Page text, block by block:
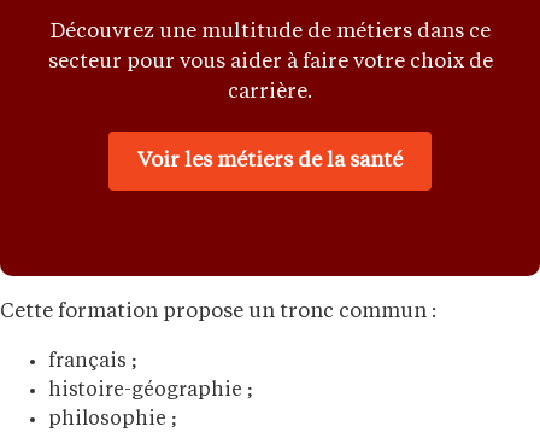
Découvrez une multitude de métiers dans ce
secteur pour vous aider à faire votre choix de
carrière.
Voir les métiers de la santé
Cette formation propose un tronc commun :
français ;
histoire-géographie ;
philosophie ;